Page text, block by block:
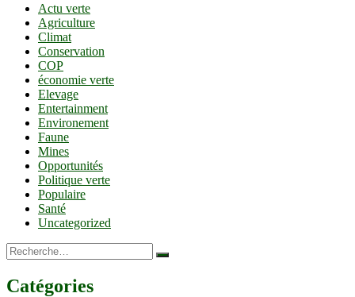
Actu verte
Agriculture
Climat
Conservation
COP
économie verte
Elevage
Entertainment
Environement
Faune
Mines
Opportunités
Politique verte
Populaire
Santé
Uncategorized
Recherche…
Catégories